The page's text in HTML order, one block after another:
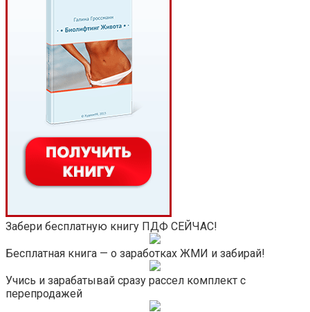
Забери бесплатную книгу ПДФ СЕЙЧАС!
Бесплатная книга — о заработках ЖМИ и забирай!
Учись и зарабатывай сразу рассел комплект с
перепродажей